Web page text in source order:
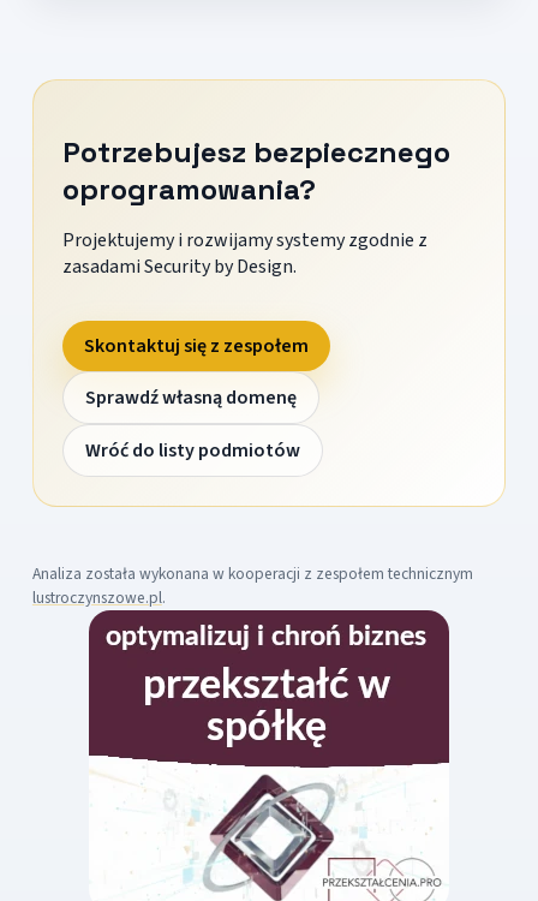
Potrzebujesz bezpiecznego
oprogramowania?
Projektujemy i rozwijamy systemy zgodnie z
zasadami Security by Design.
Skontaktuj się z zespołem
Sprawdź własną domenę
Wróć do listy podmiotów
Analiza została wykonana w kooperacji z zespołem technicznym
lustroczynszowe.pl.